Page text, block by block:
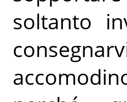
soltanto